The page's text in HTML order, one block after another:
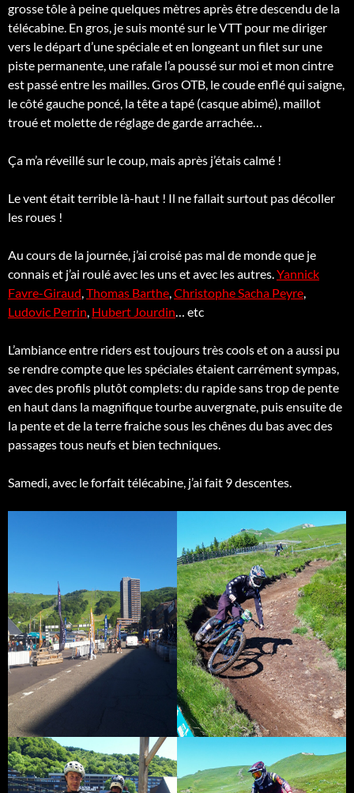
grosse tôle à peine quelques mètres après être descendu de la
télécabine. En gros, je suis monté sur le VTT pour me diriger
vers le départ d’une spéciale et en longeant un filet sur une
piste permanente, une rafale l’a poussé sur moi et mon cintre
est passé entre les mailles. Gros OTB, le coude enflé qui saigne,
le côté gauche poncé, la tête a tapé (casque abimé), maillot
troué et molette de réglage de garde arrachée…
Ça m’a réveillé sur le coup, mais après j’étais calmé !
Le vent était terrible là-haut ! Il ne fallait surtout pas décoller
les roues !
Au cours de la journée, j’ai croisé pas mal de monde que je
connais et j’ai roulé avec les uns et avec les autres.Yannick
Favre-Giraud,Thomas Barthe,Christophe Sacha Peyre,
Ludovic Perrin, Hubert Jourdin… etc
L’ambiance entre riders est toujours très cools et on a aussi pu
se rendre compte que les spéciales étaient carrément sympas,
avec des profils plutôt complets: du rapide sans trop de pente
en haut dans la magnifique tourbe auvergnate, puis ensuite de
la pente et de la terre fraiche sous les chênes du bas avec des
passages tous neufs et bien techniques.
Samedi, avec le forfait télécabine, j’ai fait 9 descentes.